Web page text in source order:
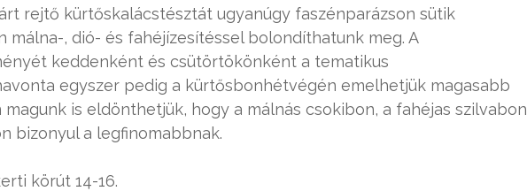
rejtő kürtőskalácstésztát ugyanúgy faszénparázson sütik
málna-, dió- és fahéjízesítéssel bolondíthatunk meg. A
keddenként és csütörtökönként a tematikus
egyszer pedig a kürtősbonhétvégén emelhetjük magasabb
magunk is eldönthetjük, hogy a málnás csokibon, a fahéjas szilvabon
bizonyul a legfinomabbnak.
körút 14-16.